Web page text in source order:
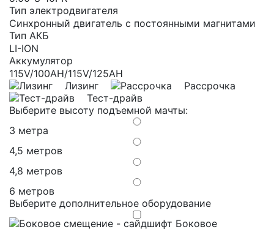
Тип электродвигателя
Синхронный двигатель с постоянными магнитами
Тип АКБ
LI-ION
Аккумулятор
115V/100AH/115V/125AH
Лизинг
Рассрочка
Тест-драйв
Выберите высоту подъемной мачты:
3 метра
4,5 метров
4,8 метров
6 метров
Выберите дополнительное оборудование
Боковое